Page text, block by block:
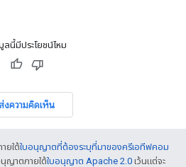
ลนี้มีประโยชน์ไหม
งความคิดเห็น
ยใต้ใบอนุญาตที่ต้องระบุที่มาของครีเอทีฟคอม
ญาตภายใต้ใบอนุญาต Apache 2.0 เว้นแต่จะ